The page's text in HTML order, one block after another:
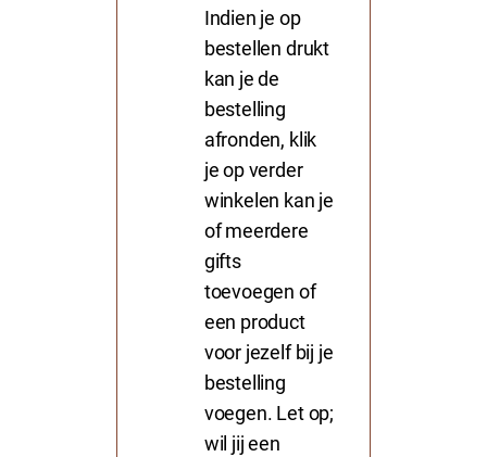
Indien je op
bestellen drukt
kan je de
bestelling
afronden, klik
je op verder
winkelen kan je
of meerdere
gifts
toevoegen of
een product
voor jezelf bij je
bestelling
voegen. Let op;
wil jij een